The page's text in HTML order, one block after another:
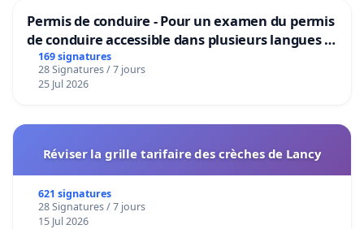
Permis de conduire - Pour un examen du permis
de conduire accessible dans plusieurs langues à
Bruxelles
169 signatures
28 Signatures / 7 jours
25 Jul 2026
Réviser la grille tarifaire des crèches de Lancy
621 signatures
28 Signatures / 7 jours
15 Jul 2026